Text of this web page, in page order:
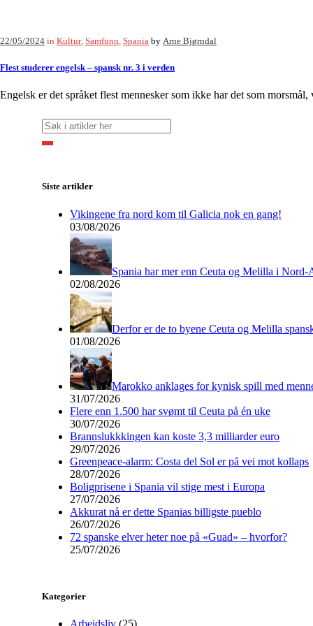
22/05/2024 in Kultur, Samfunn, Spania by Arne Bjørndal
Flest studerer engelsk – spansk nr. 3 i verden
Engelsk er det språket flest mennesker som ikke har det som morsmål,
Siste artikler
Vikingene fra nord kom til Galicia nok en gang!
03/08/2026
Spania har mer enn Ceuta og Melilla i Nord-
02/08/2026
Derfor er de to byene Ceuta og Melilla
01/08/2026
Marokko anklages for kynisk spill med
31/07/2026
Flere enn 1.500 har svømt til Ceuta på én uke
30/07/2026
Brannslukkkingen kan koste 3,3 milliarder euro
29/07/2026
Greenpeace-alarm: Costa del Sol er på vei mot kollaps
28/07/2026
Boligprisene i Spania vil stige mest i Europa
27/07/2026
Akkurat nå er dette Spanias billigste pueblo
26/07/2026
72 spanske elver heter noe på «Guad» – hvorfor?
25/07/2026
Kategorier
Arbeidsliv (25)